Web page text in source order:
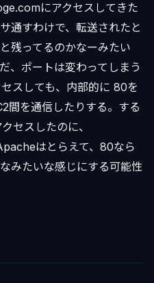
にアクセスしてきた
通すわけで、転送されたと
残ってるのかなーみたい
、ポートは変わってしまう
スしても、内部的に 80を
間を通信したりする。する
セスしたのに、
はとらえて、80なら
みたいな感じにする可能性